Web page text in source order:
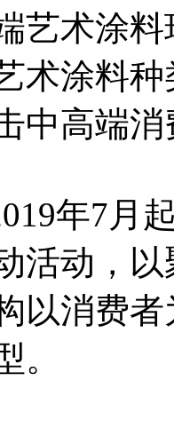
艺术涂
术涂料
中高端
年7月
活动，
以消费
。